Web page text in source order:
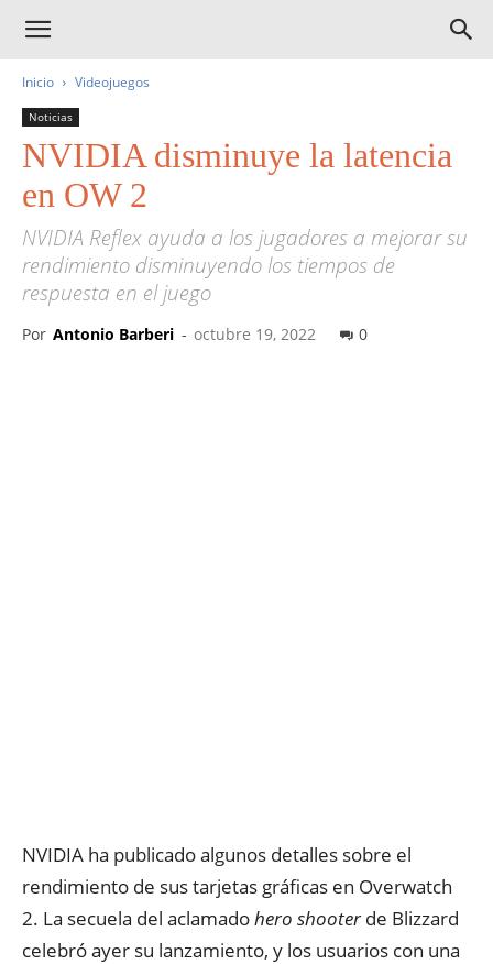
Inicio Videojuegos
Noticias
NVIDIA disminuye la latencia
en OW 2
NVIDIA Reflex ayuda a los jugadores a mejorar su
rendimiento disminuyendo los tiempos de
respuesta en el juego
Por Antonio Barberi - octubre 19, 2022 0
NVIDIA ha publicado algunos detalles sobre el
rendimiento de sus tarjetas gráficas en Overwatch
2. La secuela del aclamadohero shooterde Blizzard
celebró ayer su lanzamiento, y los usuarios con una